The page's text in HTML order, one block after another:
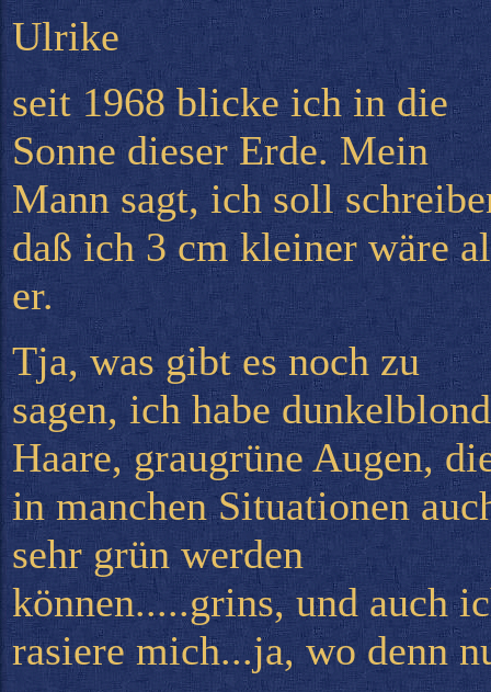
Ulrike
seit 1968 blicke ich in die
Sonne dieser Erde. Mein
Mann sagt, ich soll
daß ich 3 cm kleiner wäre
er.
Tja, was gibt es noch zu
sagen, ich habe
Haare, graugrüne Augen,
in manchen Situationen
sehr grün werden
können.....grins, und auch
rasiere mich...ja, wo denn